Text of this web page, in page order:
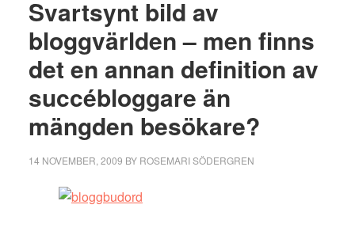
Svartsynt bild av
bloggvärlden – men finns
det en annan definition av
succébloggare än
mängden besökare?
14 NOVEMBER, 2009 BY ROSEMARI SÖDERGREN